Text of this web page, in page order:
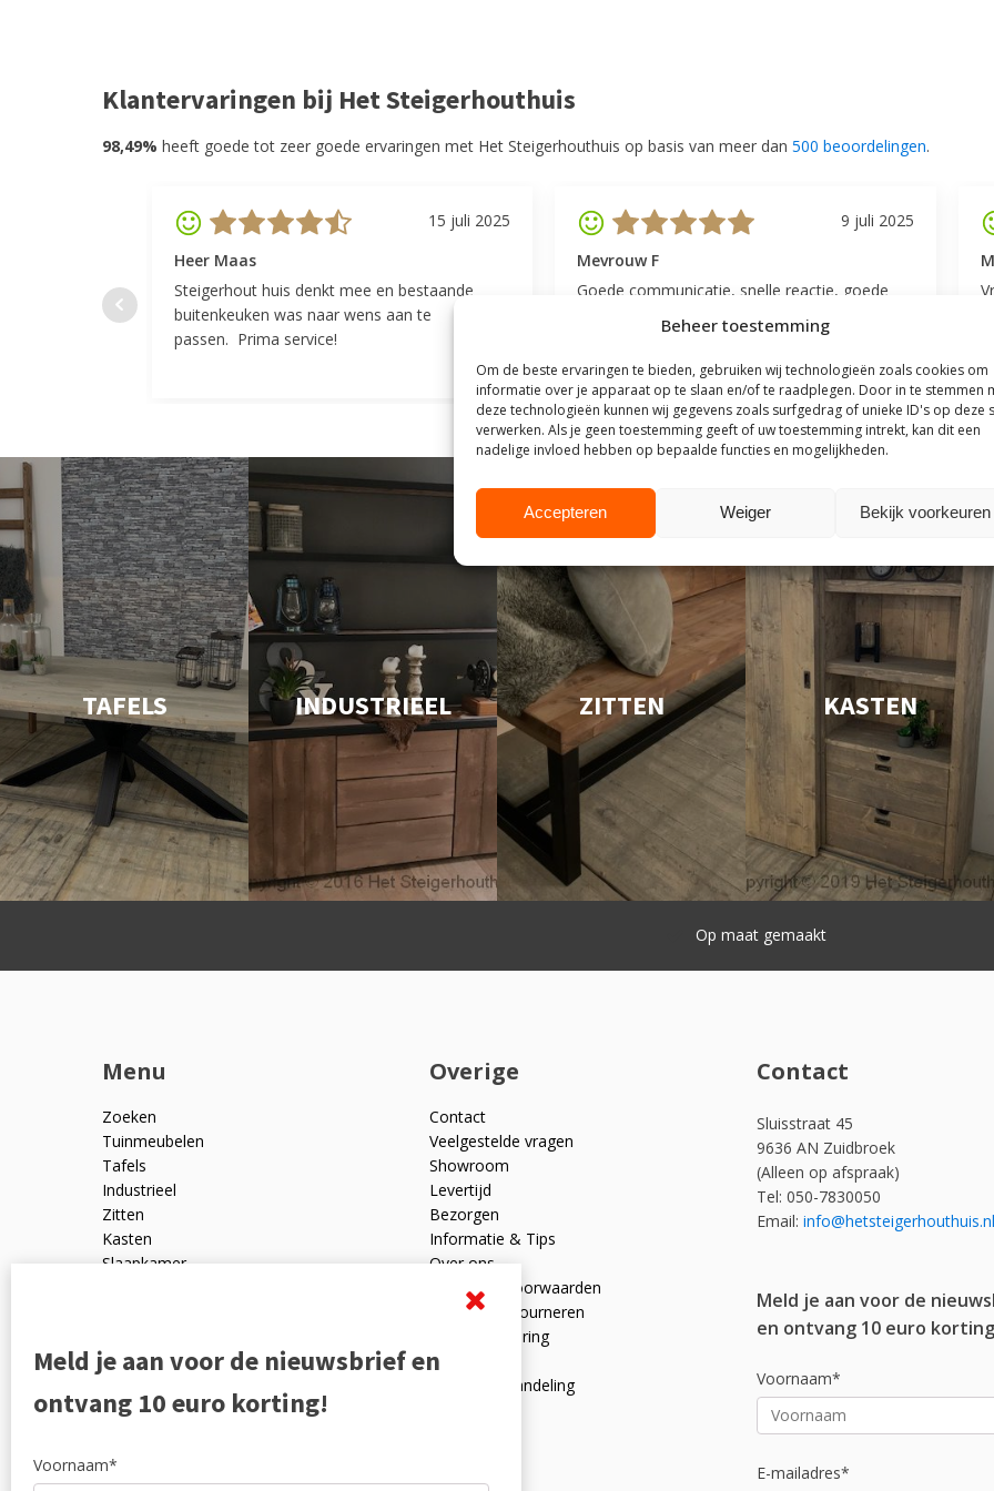
Beheer toestemming
Om de beste ervaringen te bieden, gebruiken wij technologieën zoals cookies om
informatie over je apparaat op te slaan en/of te raadplegen. Door in te stemmen
deze technologieën kunnen wij gegevens zoals surfgedrag of unieke ID's op deze
verwerken. Als je geen toestemming geeft of uw toestemming intrekt, kan dit een
nadelige invloed hebben op bepaalde functies en mogelijkheden.
Accepteren Weiger Bekijk voorkeuren
Klantervaringen bij Het Steigerhouthuis
98,49% heeft goede tot zeer goede ervaringen met Het Steigerhouthuis op basis van meer dan 500 beoordelingen.
15 juli 2025
Heer Maas
Steigerhout huis denkt mee en bestaande
buitenkeuken was naar wens aan te
passen. Prima service!
9 juli 2025
Mevrouw F
Goede communicatie, snelle reactie, goede
TAFELS INDUSTRIEEL ZITTEN KASTEN
Menu
Zoeken
Tuinmeubelen
Tafels
Industrieel
Zitten
Kasten
Slaapkamer
Outlet
Overige
Contact
Veelgestelde vragen
Showroom
Levertijd
Bezorgen
Informatie & Tips
Over ons
Algemene voorwaarden
Ruilen en retourneren
Privacyverklaring
Reviewpolicy
Klachtenafhandeling
Contact
Sluisstraat 45
9636 AN Zuidbroek
(Alleen op afspraak)
Tel: 050-7830050
Email: info@hetsteigerhouthuis.nl
Meld je aan voor de
en ontvang 10 euro
Voornaam*
E-mailadres*
Meld je aan voor de nieuwsbrief en
ontvang 10 euro korting!
Voornaam*